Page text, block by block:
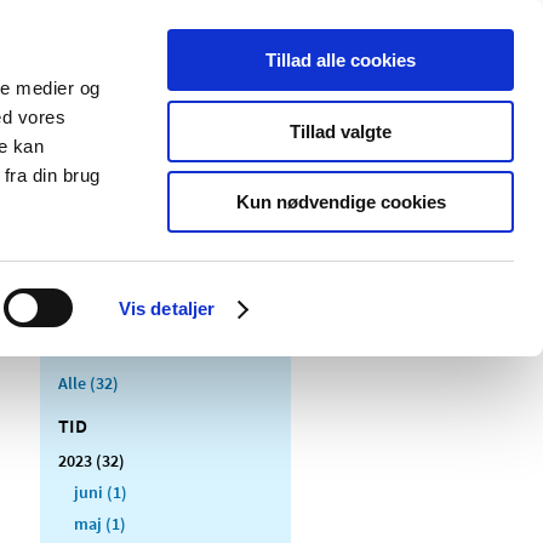
medier og
vores
kan
din brug
Vis detaljer
Tillad alle cookies
Tillad valgte
Kun nødvendige cookies
Særlige
produktområder
Alle (32)
TID
2023 (32)
juni (1)
maj (1)